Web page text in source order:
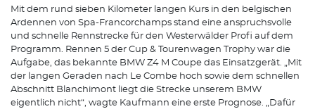
Mit dem rund sieben Kilometer langen Kurs in den belgischen
Ardennen von Spa-Francorchamps stand eine anspruchsvolle
und schnelle Rennstrecke für den Westerwälder Profi auf dem
Programm. Rennen 5 der Cup & Tourenwagen Trophy war die
Aufgabe, das bekannte BMW Z4 M Coupe das Einsatzgerät. „Mit
der langen Geraden nach Le Combe hoch sowie dem schnellen
Abschnitt Blanchimont liegt die Strecke unserem BMW
eigentlich nicht“, wagte Kaufmann eine erste Prognose. „Dafür